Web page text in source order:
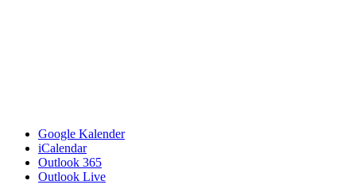
Google Kalender
iCalendar
Outlook 365
Outlook Live